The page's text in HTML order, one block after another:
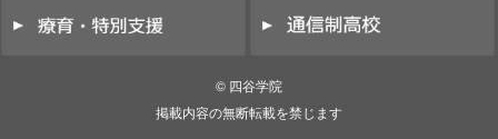
© 四谷学院
掲載内容の無断転載を禁じます